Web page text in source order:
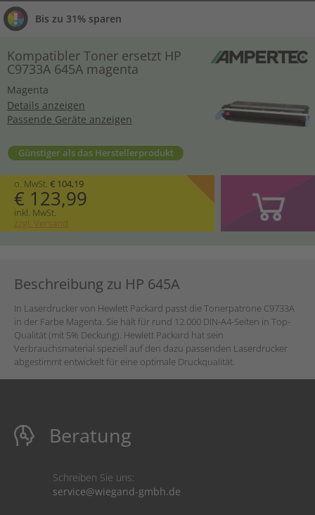
Bis zu 31% sparen
Kompatibler Toner ersetzt HP
C9733A 645A magenta
Magenta
Details anzeigen
Passende Geräte anzeigen
Günstiger als das Herstellerprodukt
o. MwSt. € 104,19
€ 123,99
inkl. MwSt.
zzgl. Versand
Beschreibung zu HP 645A
In Laserdrucker von Hewlett Packard passt die Tonerpatrone C9733A
in der Farbe Magenta. Sie hält für rund 12.000 DIN-A4-Seiten in Top-
Qualität (mit 5% Deckung). Hewlett Packard hat sein
Verbrauchsmaterial speziell auf den dazu passenden Laserdrucker
abgestimmt entwickelt für eine optimale Druckqualität.
Beratung
Schreiben Sie uns:
service@wiegand-gmbh.de